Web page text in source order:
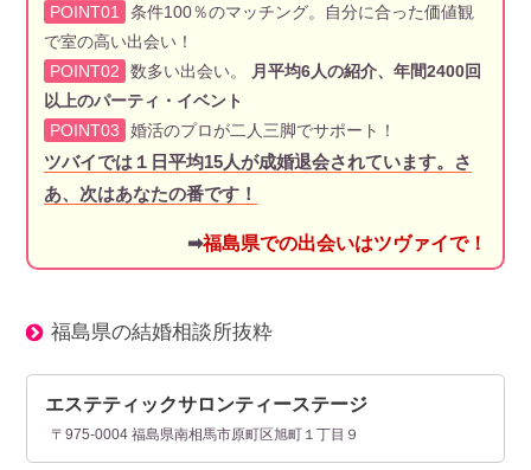
POINT01
条件100％のマッチング。自分に合った価値観
で室の高い出会い！
POINT02
数多い出会い。
月平均6人の紹介、年間2400回
以上のパーティ・イベント
POINT03
婚活のプロが二人三脚でサポート！
ツバイでは１日平均15人が成婚退会されています。さ
あ、次はあなたの番です！
➡福島県での出会いはツヴァイで！
福島県の結婚相談所抜粋
エステティックサロンティーステージ
〒975-0004 福島県南相馬市原町区旭町１丁目９